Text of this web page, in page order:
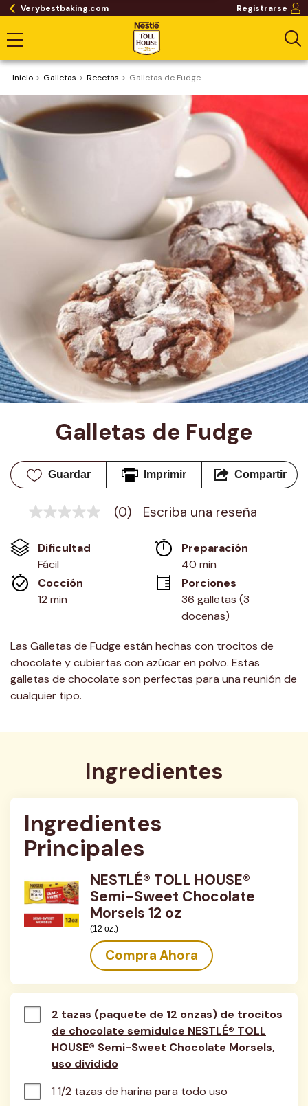
Verybestbaking.com Registrarse
Inicio Galletas Recetas Galletas de Fudge
Galletas de Fudge
Guardar Imprimir Compartir
Sin
en
misma
página.
(0) Escriba una reseña
Dificultad
Fácil
Preparación
40 min
Cocción
12 min
Porciones
36 galletas (3
docenas)
Las Galletas de Fudge están hechas con trocitos de
chocolate y cubiertas con azúcar en polvo. Estas
galletas de chocolate son perfectas para una reunión de
cualquier tipo.
Ingredientes
Ingredientes
Principales
NESTLÉ® TOLL HOUSE®
Semi-Sweet Chocolate
Morsels 12 oz
(12 oz.)
Compra Ahora
2 tazas (paquete de 12 onzas) de trocitos
de chocolate semidulce NESTLÉ® TOLL
HOUSE® Semi-Sweet Chocolate Morsels,
uso dividido
1 1/2 tazas de harina para todo uso